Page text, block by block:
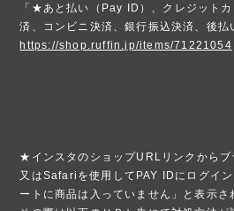
「★あと払い（Pay ID）、クレジット
済、コンビニ決済、銀行振込決済、後払
https://shop.ruffin.jp/items/71221054
★インスタのショップURLリンクからブ
又はSafariを使用してPAY IDにログイ
ートに商品は入っていません」と表示さ